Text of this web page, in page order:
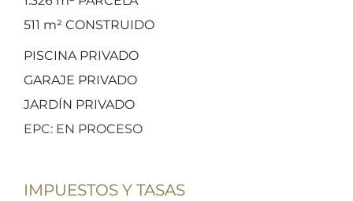
511 m² CONSTRUIDO
PISCINA PRIVADO
GARAJE PRIVADO
JARDÍN PRIVADO
EPC: EN PROCESO
IMPUESTOS Y TASAS